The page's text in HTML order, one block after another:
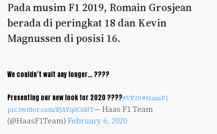
Pada musim F1 2019, Romain Grosjean
berada di peringkat 18 dan Kevin
Magnussen di posisi 16.
We couldn’t wait any longer… ????
Presenting our new look for 2020 ????#VF20#HaasF1
pic.twitter.com/EJAYq6C6NY— Haas F1 Team
(@HaasF1Team) February 6, 2020